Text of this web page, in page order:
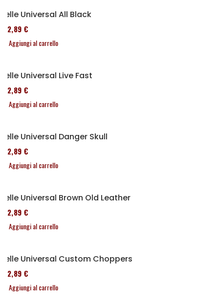
Selle Universal All Black
152,89 €
Aggiungi al carrello
Selle Universal Live Fast
152,89 €
Aggiungi al carrello
Selle Universal Danger Skull
152,89 €
Aggiungi al carrello
Selle Universal Brown Old Leather
152,89 €
Aggiungi al carrello
Selle Universal Custom Choppers
152,89 €
Aggiungi al carrello